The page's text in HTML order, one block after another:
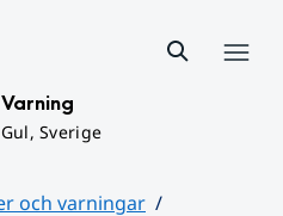
Varning
Gul, Sverige
och varningar